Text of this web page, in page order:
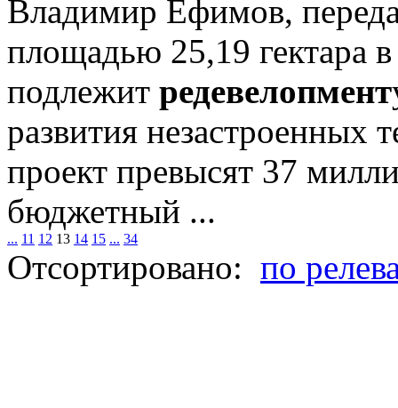
Владимир Ефимов,
площадью 25,19 гектара
подлежит редевелопмент
развития незастроенных
проект превысят 37
бюджетный ...
... 11 12 13 14 15 ... 34
Отсортировано: по